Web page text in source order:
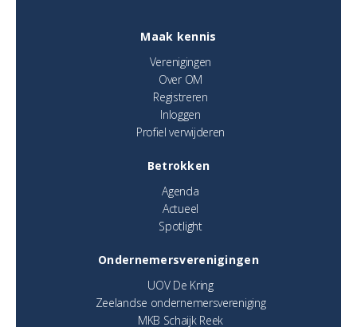
Maak kennis
Verenigingen
Over OM
Registreren
Inloggen
Profiel verwijderen
Betrokken
Agenda
Actueel
Spotlight
Ondernemersverenigingen
UOV De Kring
Zeelandse ondernemersvereniging
MKB Schaijk Reek